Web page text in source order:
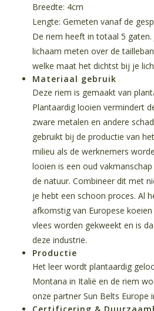
Breedte: 4cm
Lengte: Gemeten vanaf de
De riem heeft in totaal 5 gaten.
lichaam meten over de
welke maat het dichtst bij je
Materiaal gebruik
Deze riem is gemaakt van
Plantaardig looien vermindert
zware metalen en andere
gebruikt bij de productie van
milieu als de werknemers
looien is een oud
de natuur. Combineer dit met
je hebt een schoon proces. Al
afkomstig van Europese
vlees worden gekweekt en is
deze industrie.
Productie
Het leer wordt plantaardig
Montana in Italië en de riem
onze partner Sun Belts Europe